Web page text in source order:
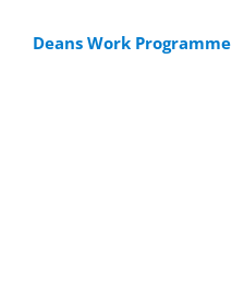
Deans Work Programme